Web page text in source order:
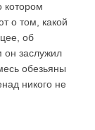
котором
о том, какой
об
он заслужил
обезьяны
никого не